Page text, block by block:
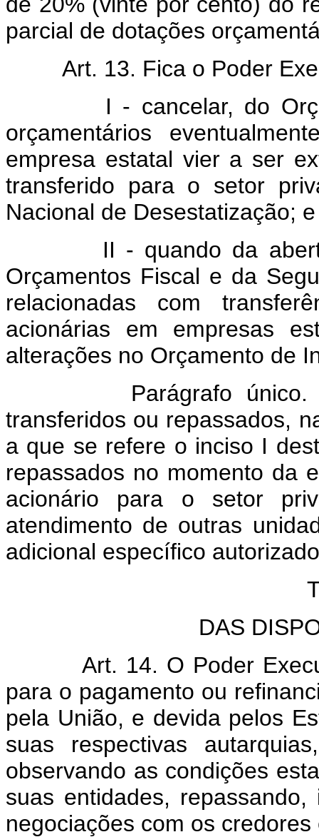
parcial de dotações
Art. 13. Fica o Poder
I - cancelar, do
orçamentários
empresa estatal vier a ser
transferido para o setor
Nacional de Desestatização; e
II - quando da abertura
Orçamentos Fiscal e da
relacionadas com
acionárias em empresas
alterações no Orçamento de
Parágrafo único. Os
transferidos ou repassados,
a que se refere o inciso I
repassados no momento da
acionário para o setor
atendimento de outras
adicional específico
DAS
Art. 14. O Poder
para o pagamento ou
pela União, e devida pelos
suas respectivas
observando as condições
suas entidades,
negociações com os credores